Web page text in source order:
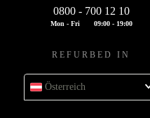
0800 - 700 12 10
Mon - Fri 09:00 - 19:00
REFURBED IN
Österreich